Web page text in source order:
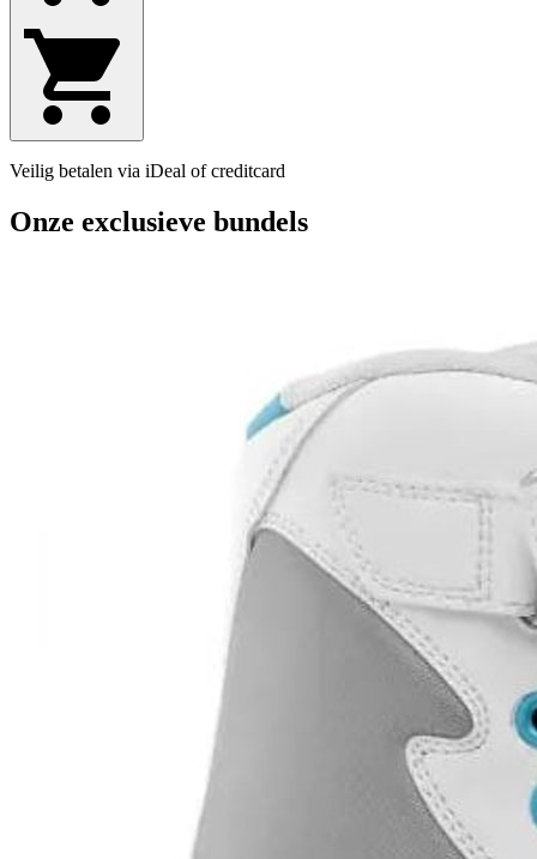
Veilig betalen via iDeal of creditcard
Onze exclusieve bundels